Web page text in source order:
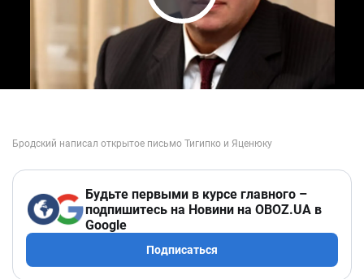
Play Video
Будьте первыми в курсе главного –
подпишитесь на Новини на OBOZ.UA в
Google
Подписаться